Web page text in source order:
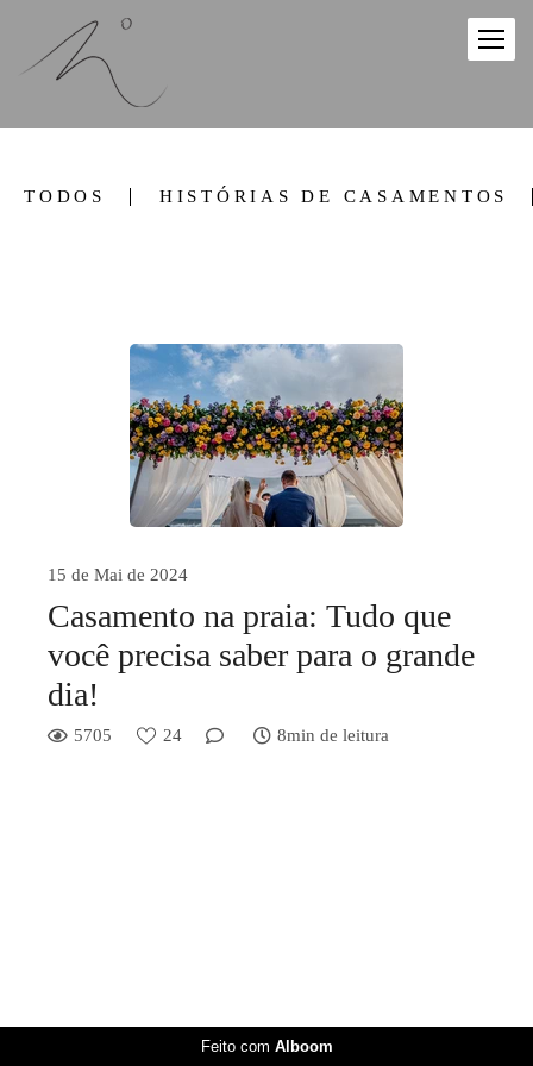
TODOS HISTÓRIAS DE CASAMENTOS
15 de Mai de 2024
Casamento na praia: Tudo que
você precisa saber para o grande
dia!
5705 24 8min de leitura
Feito com Alboom